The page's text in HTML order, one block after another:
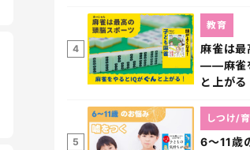
4
麻雀は最
――麻雀
と上がる
教育
5
6～11歳
しつけ/